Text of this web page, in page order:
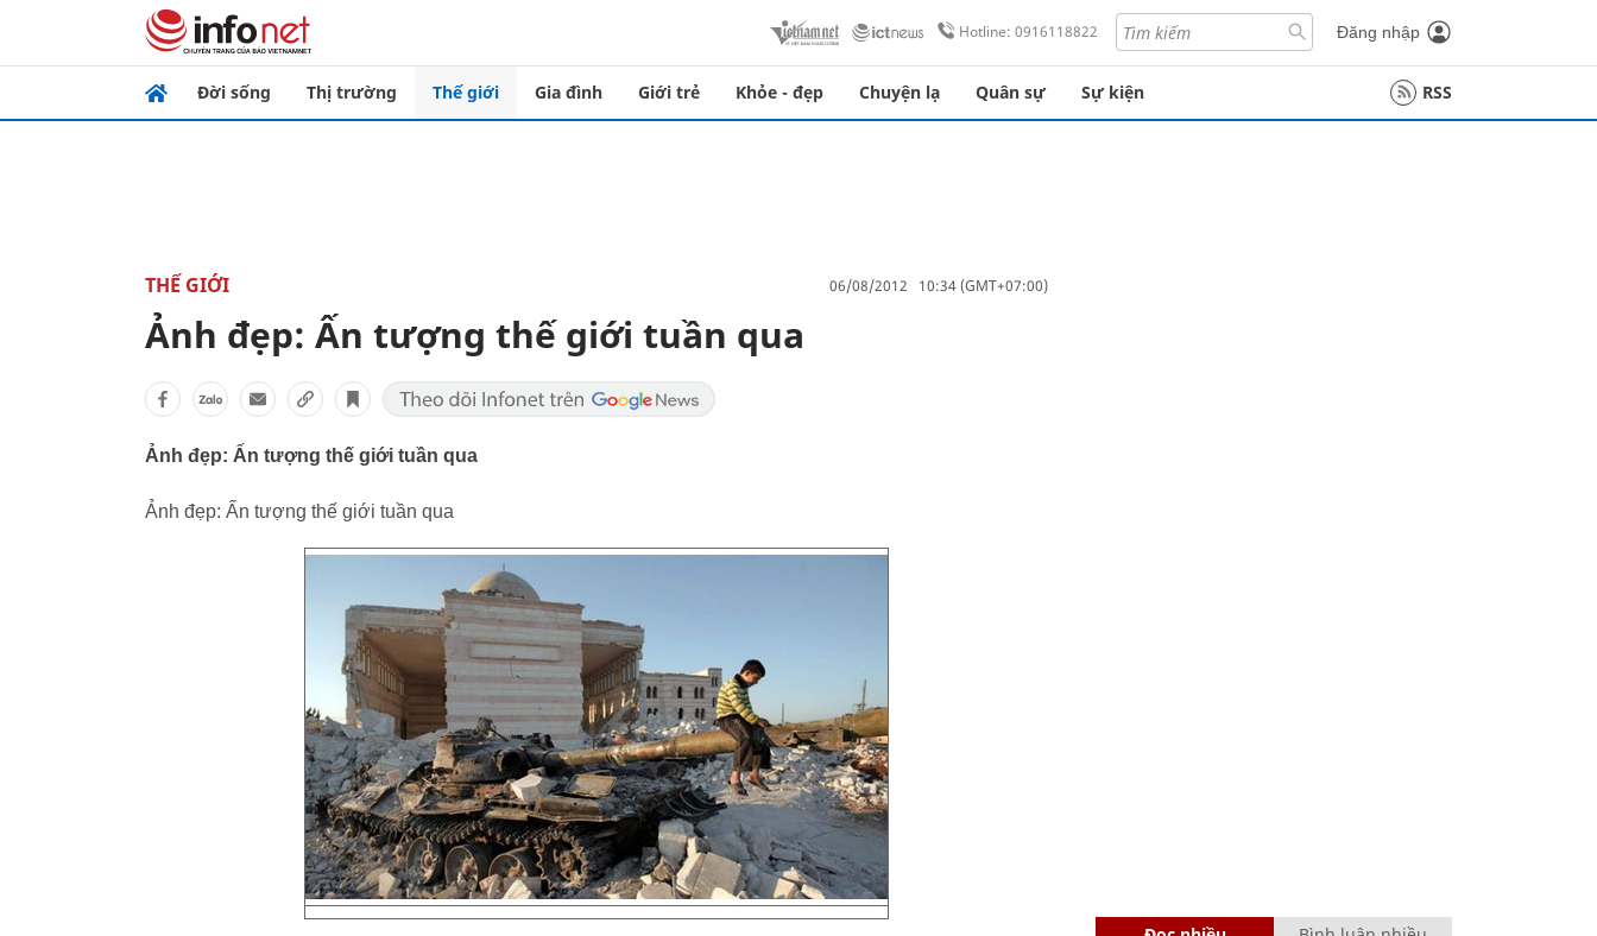
Hotline: 0916118822 Đăng nhập
Đời sống Thị trường Thế giới Gia đình Giới trẻ Khỏe - đẹp Chuyện lạ Quân sự Sự kiện RSS
THẾ GIỚI 06/08/2012 10:34 (GMT+07:00)
Ảnh đẹp: Ấn tượng thế giới tuần qua
Ảnh đẹp: Ấn tượng thế giới tuần qua
Ảnh đẹp: Ấn tượng thế giới tuần qua